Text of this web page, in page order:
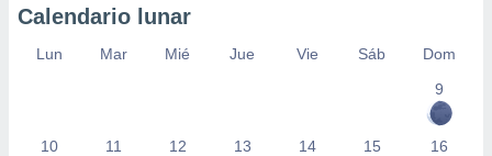
Calendario lunar
Lun Mar Mié Jue Vie Sáb
Dom
9
10 11 12 13 14 15 16